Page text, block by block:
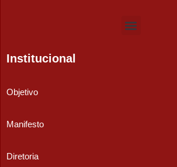
Institucional
Objetivo
Manifesto
Diretoria